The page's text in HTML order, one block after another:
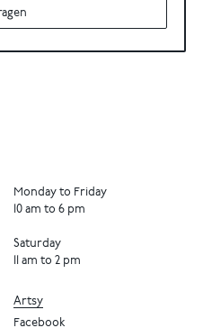
Monday to Friday
10 am to 6 pm
Saturday
11 am to 2 pm
Artsy
Facebook